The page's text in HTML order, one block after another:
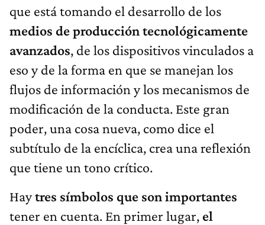
que está tomando el desarrollo de los
medios de producción tecnológicamente
avanzados, de los dispositivos vinculados a
eso y de la forma en que se manejan los
flujos de información y los mecanismos de
modificación de la conducta. Este gran
poder, una cosa nueva, como dice el
subtítulo de la encíclica, crea una reflexión
que tiene un tono crítico.
Haytres símbolos que son importantes
tener en cuenta. En primer lugar, el